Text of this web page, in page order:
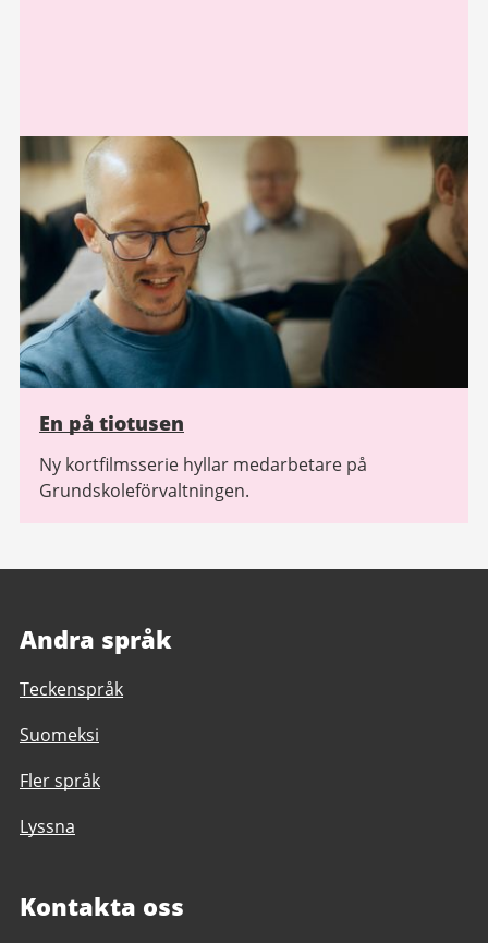
En på tiotusen
Ny kortfilmsserie hyllar medarbetare på
Grundskoleförvaltningen.
Andra språk
Teckenspråk
Suomeksi
Fler språk
Lyssna
Kontakta oss